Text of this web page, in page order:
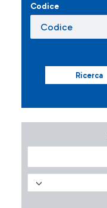
Codice
Ricerca